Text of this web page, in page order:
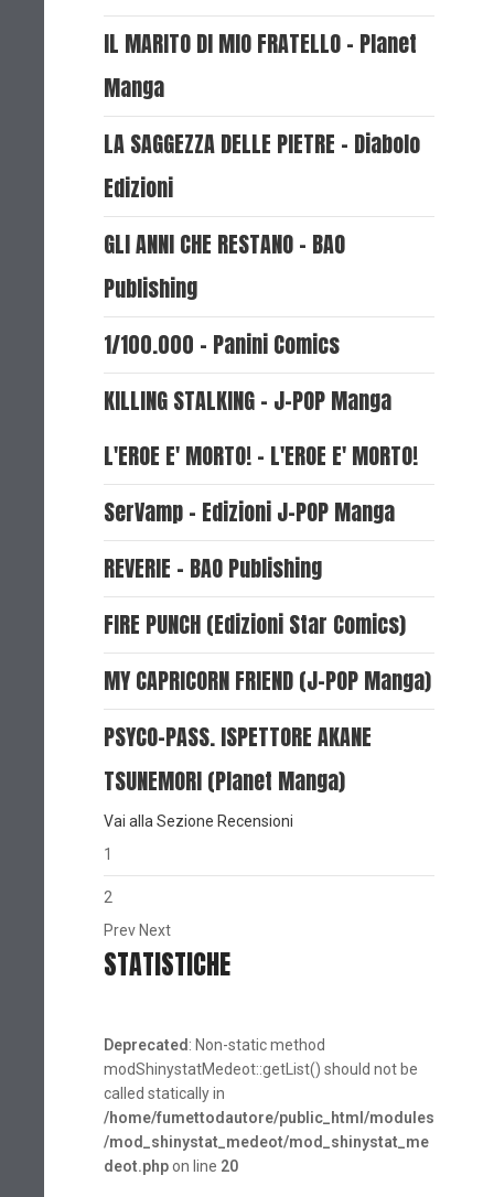
IL MARITO DI MIO FRATELLO - Planet
Manga
LA SAGGEZZA DELLE PIETRE - Diabolo
Edizioni
GLI ANNI CHE RESTANO - BAO
Publishing
1/100.000 - Panini Comics
KILLING STALKING - J-POP Manga
L'EROE E' MORTO! - L'EROE E' MORTO!
SerVamp - Edizioni J-POP Manga
REVERIE - BAO Publishing
FIRE PUNCH (Edizioni Star Comics)
MY CAPRICORN FRIEND (J-POP Manga)
PSYCO-PASS. ISPETTORE AKANE
TSUNEMORI (Planet Manga)
Vai alla Sezione Recensioni
1
2
Prev Next
STATISTICHE
Deprecated : Non-static method
modShinystatMedeot::getList() should not be
called statically in
/home/fumettodautore/public_html/modules
/mod_shinystat_medeot/mod_shinystat_me
deot.phpon line 20